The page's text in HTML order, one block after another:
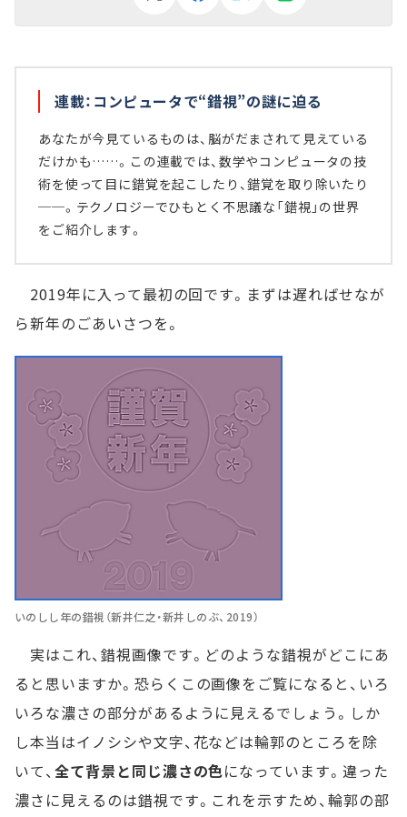
連載：コンピュータで“錯視”の謎に迫る
あなたが今見ているものは、脳がだまされて見えている
だけかも……。この連載では、数学やコンピュータの技
術を使って目に錯覚を起こしたり、錯覚を取り除いたり
──。テクノロジーでひもとく不思議な「錯視」の世界
をご紹介します。
2019年に入って最初の回です。まずは遅ればせなが
ら新年のごあいさつを。
いのしし年の錯視（新井仁之・新井しのぶ、2019）
実はこれ、錯視画像です。どのような錯視がどこにあ
ると思いますか。恐らくこの画像をご覧になると、いろ
いろな濃さの部分があるように見えるでしょう。しか
し本当はイノシシや文字、花などは輪郭のところを除
いて、 全て背景と同じ濃さの色になっています。違った
濃さに見えるのは錯視です。これを示すため、輪郭の部